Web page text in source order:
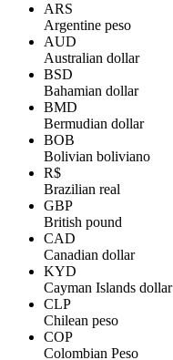
ARS
Argentine peso
AUD
Australian dollar
BSD
Bahamian dollar
BMD
Bermudian dollar
BOB
Bolivian boliviano
R$
Brazilian real
GBP
British pound
CAD
Canadian dollar
KYD
Cayman Islands dollar
CLP
Chilean peso
COP
Colombian Peso